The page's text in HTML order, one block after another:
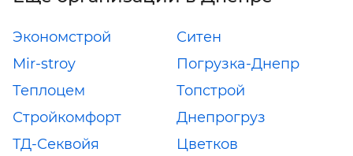
Экономстрой
Ситен
Mir-stroy
Погрузка-Днепр
Теплоцем
Топстрой
Стройкомфорт
Днепрогруз
ТД-Секвойя
Цветков